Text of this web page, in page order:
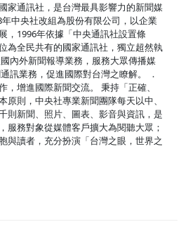
家通訊社，是台灣最具影響力的新聞媒
中央社改組為股份有限公司，以企業
，1996年依據「中央通訊社設置條
為全民共有的國家通訊社，獨立超然執
內外新聞報導業務，服務大眾傳播媒
訊業務，促進國際對台灣之瞭解。 ．
，增進國際新聞交流。 秉持「正確、
原則，中央社專業新聞團隊每天以中、
則新聞、照片、圖表、影音與資訊，是
服務對象從媒體客戶擴大為閱聽大眾；
與讀者，充分扮演「台灣之眼，世界之